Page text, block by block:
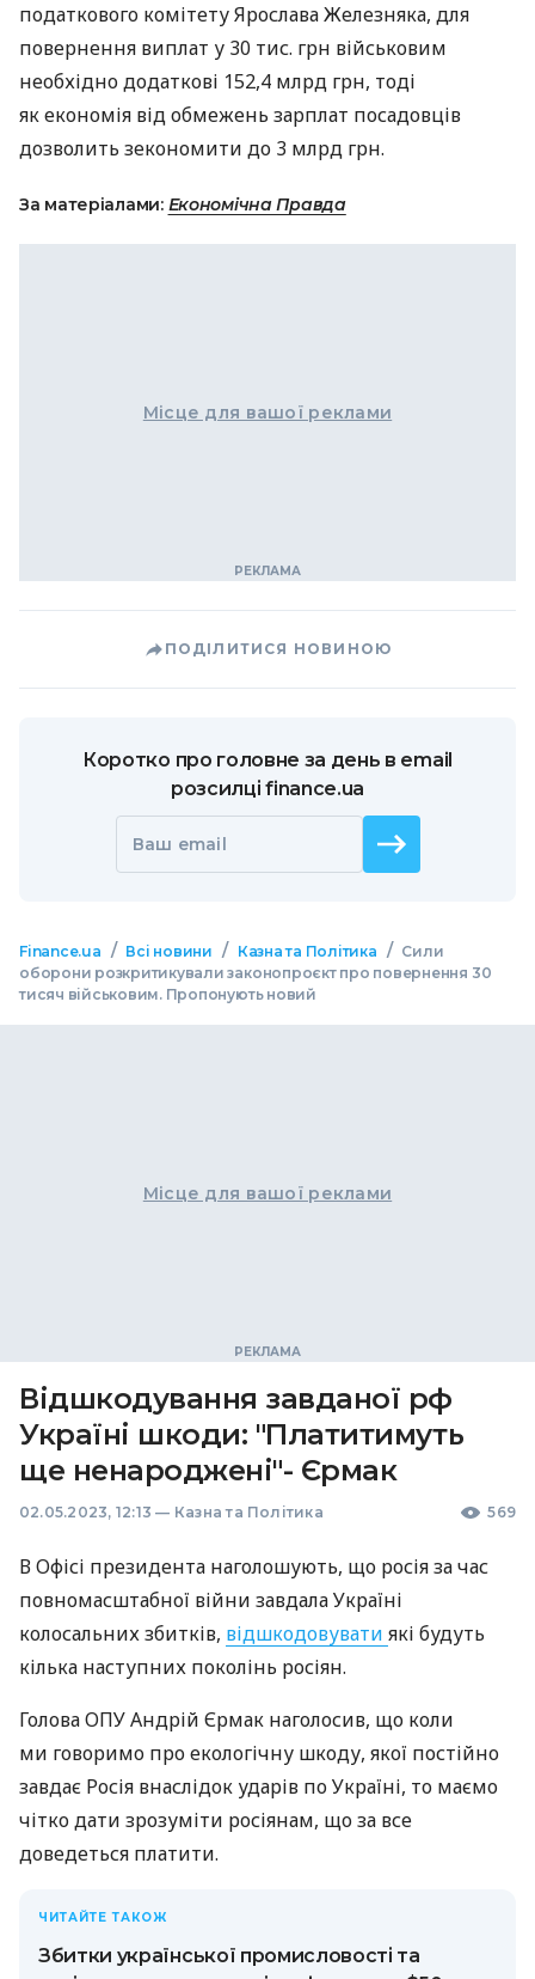
податкового комітету Ярослава Железняка, для
повернення виплат у 30 тис. грн військовим
необхідно додаткові 152,4 млрд грн, тоді
як економія від обмежень зарплат посадовців
дозволить зекономити до 3 млрд грн.
За матеріалами: Економічна Правда
Місце для вашої реклами
ПОДІЛИТИСЯ НОВИНОЮ
Коротко про головне за день в email
розсилці finance.ua
Ваш email
Finance.ua / Всі новини / Казна та Політика / Сили
оборони розкритикували законопроєкт про повернення 30
тисяч військовим. Пропонують новий
Місце для вашої реклами
Відшкодування завданої рф
Україні шкоди: "Платитимуть
ще ненароджені"- Єрмак
02.05.2023, 12:13 — Казна та Політика 569
В Офісі президента наголошують, що росія за час
повномасштабної війни завдала Україні
колосальних збитків, відшкодовувати які будуть
кілька наступних поколінь росіян.
Голова ОПУ Андрій Єрмак наголосив, що коли
ми говоримо про екологічну шкоду, якої постійно
завдає Росія внаслідок ударів по Україні, то маємо
чітко дати зрозуміти росіянам, що за все
доведеться платити.
ЧИТАЙТЕ ТАКОЖ
Збитки української промисловості та